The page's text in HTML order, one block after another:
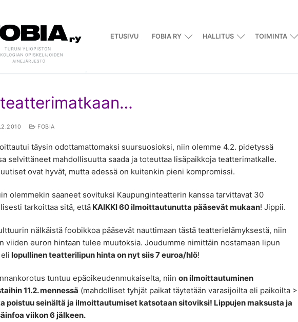
ETUSIVU FOBIA RY HALLITUS TOIMINTA
FOBIA
täysin odottamattomaksi suursuosioksi, niin olemme 4.2. pidetyssä
selvittäneet mahdollisuutta saada ja toteuttaa lisäpaikkoja teatterimatkalle.
ovat hyvät, mutta edessä on kuitenkin pieni kompromissi.
olemmekin saaneet sovituksi Kaupunginteatterin kanssa tarvittavat 30
tarkoittaa sitä, että KAIKKI 60 ilmoittautunutta pääsevät mukaan! Jippii.
nälkäistä foobikkoa pääsevät nauttimaan tästä teatterielämyksestä, niin
viiden euron hintaan tulee muutoksia. Joudumme nimittäin nostamaan lipun
lopullinen teatterilipun hinta on nyt siis 7 euroa/hlö!
tuntuu epäoikeudenmukaiselta, niin on ilmoittautuminen
11.2. mennessä (mahdolliset tyhjät paikat täytetään varasijoilta eli paikoilta >
poistuu seinältä ja ilmoittautumiset katsotaan sitoviksi! Lippujen maksusta ja
viikon 6 jälkeen.